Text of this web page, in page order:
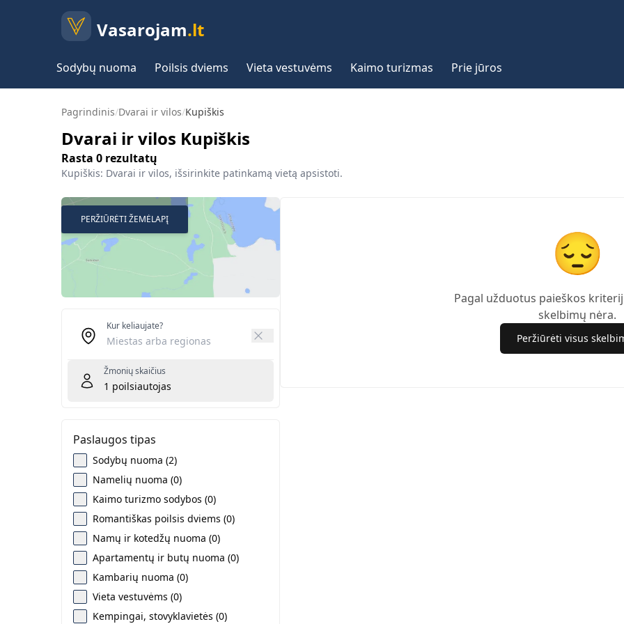
Vasarojam.lt
Sodybų nuoma Poilsis dviems Vieta vestuvėms Kaimo turizmas Prie jūros
Pagrindinis/Dvarai ir vilos/Kupiškis
Dvarai ir vilos Kupiškis
Rasta 0 rezultatų
Kupiškis: Dvarai ir vilos, išsirinkite patinkamą vietą apsistoti.
PERŽIŪRĖTI ŽEMĖLAPĮ
Kur keliaujate?
Žmonių skaičius
1 poilsiautojas
Paslaugos tipas
Sodybų nuoma (2)
Namelių nuoma (0)
Kaimo turizmo sodybos (0)
Romantiškas poilsis dviems (0)
Namų ir kotedžų nuoma (0)
Apartamentų ir butų nuoma (0)
Kambarių nuoma (0)
Vieta vestuvėms (0)
Kempingai, stovyklavietės (0)
😔
Pagal užduotus paieškos
skelbimų nėra.
Peržiūrėti visus